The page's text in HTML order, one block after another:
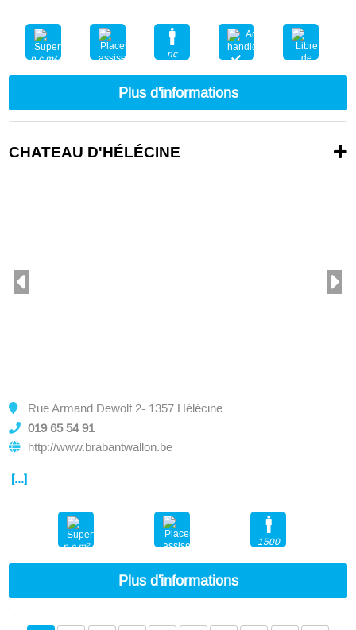
n.c.m²
nc
Plus d'informations
CHATEAU D'HÉLÉCINE
Rue Armand Dewolf 2- 1357 Hélécine
019 65 54 91
http://www.brabantwallon.be
[...]
n.c.m²
1500
Plus d'informations